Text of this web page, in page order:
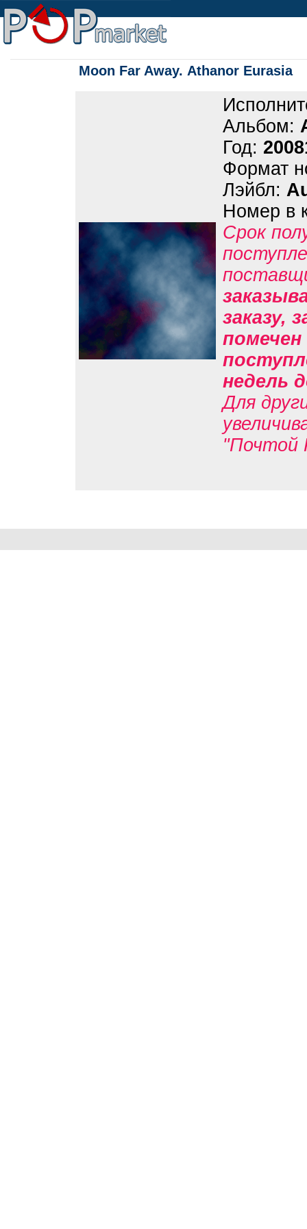
Moon Far Away. Athanor Eurasia
Альбом:
Год:
Формат
Лэйбл:
Номер в
Срок
заказу,
помечен
недель
Для
"Почтой